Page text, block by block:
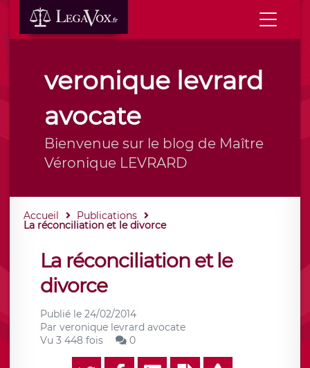
veronique levrard
avocate
Bienvenue sur le blog de Maître
Véronique LEVRARD
Accueil Publications
La réconciliation et le divorce
La réconciliation et le
divorce
Publié le 24/02/2014
Par veronique levrard avocate
Vu 3 448 fois
0